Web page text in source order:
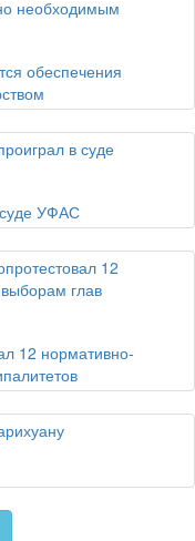
обеспечения
суде УФАС
12 нормативно-